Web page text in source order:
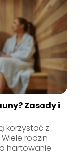
Zasady i
korzystać z
rodzin
hartowanie